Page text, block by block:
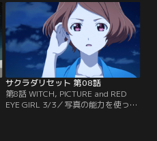
能力をとりもどすため『マクガフィ
ン』が欲しいという佐々野。しかし
ケイは「マクガフィン」では解決し
ないと言う。事件の調査を始めるケ
イと春埼。
サクラダリセット 第08話
第8話 WITCH, PICTURE and RED
EYE GIRL 3/3／写真の能力を使って